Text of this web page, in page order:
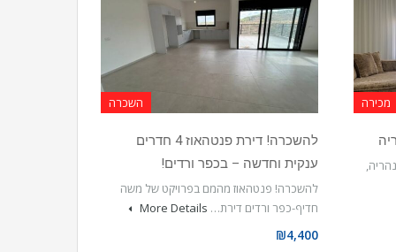
מכירה השכרה
להשכרה! דירת פנטהאוז 4 חדרים
ענקית וחדשה – בכפר ורדים!
להשכרה! פנטהאוז מהמם בפרויקט של משה
חדיף-כפר ורדים דירת… More Details
₪4,400